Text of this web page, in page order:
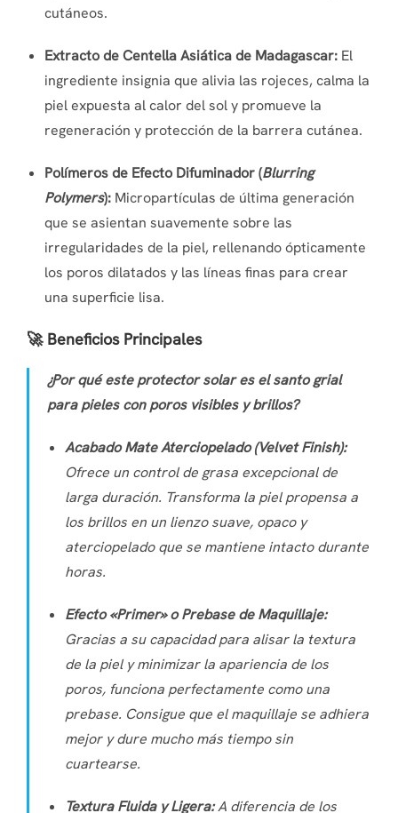
cutáneos.
Extracto de Centella Asiática de Madagascar: El
ingrediente insignia que alivia las rojeces, calma la
piel expuesta al calor del sol y promueve la
regeneración y protección de la barrera cutánea.
Polímeros de Efecto Difuminador (Blurring
Polymers): Micropartículas de última generación
que se asientan suavemente sobre las
irregularidades de la piel, rellenando ópticamente
los poros dilatados y las líneas finas para crear
una superficie lisa.
🚀 Beneficios Principales
¿Por qué este protector solar es el santo grial
para pieles con poros visibles y brillos?
Acabado Mate Aterciopelado (Velvet Finish):
Ofrece un control de grasa excepcional de
larga duración. Transforma la piel propensa a
los brillos en un lienzo suave, opaco y
aterciopelado que se mantiene intacto durante
horas.
Efecto «Primer» o Prebase de Maquillaje:
Gracias a su capacidad para alisar la textura
de la piel y minimizar la apariencia de los
poros, funciona perfectamente como una
prebase. Consigue que el maquillaje se adhiera
mejor y dure mucho más tiempo sin
cuartearse.
Textura Fluida y Ligera:A diferencia de los